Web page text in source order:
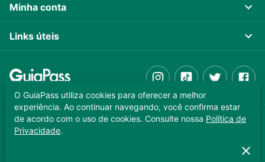
Minha conta
Links úteis
GUIAPASS TECNOLOGIA LTDA. CNPJ 37.989.806/0001-64
Copyright © 2025 - Todos os direitos reservados
O GuiaPass utiliza cookies para oferecer a melhor
experiência. Ao continuar navegando, você confirma estar
de acordo com o uso de cookies. Consulte nossa Política de
Privacidade.